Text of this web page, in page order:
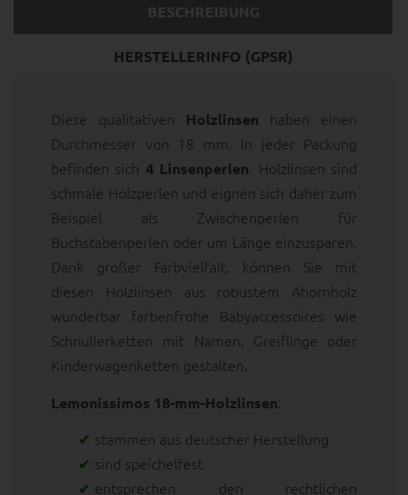
BESCHREIBUNG
HERSTELLERINFO (GPSR)
Diese qualitativen Holzlinsen haben einen
Durchmesser von 18 mm. In jeder Packung
befinden sich 4 Linsenperlen . Holzlinsen sind
schmale Holzperlen und eignen sich daher zum
Beispiel als Zwischenperlen für
Buchstabenperlen oder um Länge einzusparen.
Dank großer Farbvielfalt, können Sie mit
diesen Holzlinsen aus robustem Ahornholz
wunderbar farbenfrohe Babyaccessoires wie
Schnullerketten mit Namen, Greiflinge oder
Kinderwagenketten gestalten.
Lemonissimos 18-mm-Holzlinsen
stammen aus deutscher Herstellung
sind speichelfest
entsprechen den rechtlichen